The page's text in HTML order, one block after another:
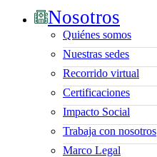
Nosotros
Quiénes somos
Nuestras sedes
Recorrido virtual
Certificaciones
Impacto Social
Trabaja con nosotros
Marco Legal